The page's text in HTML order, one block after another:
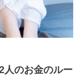
のお金のルー